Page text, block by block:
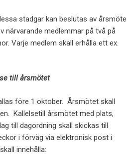
stadgar kan beslutas av årsmöte
närvarande medlemmar på två på
Varje medlem skall erhålla ett ex.
till årsmötet
före 1 oktober. Årsmötet skall
Kallelsetill årsmötet med plats,
till dagordning skall skickas till
i förväg via elektronisk post i
innehålla: